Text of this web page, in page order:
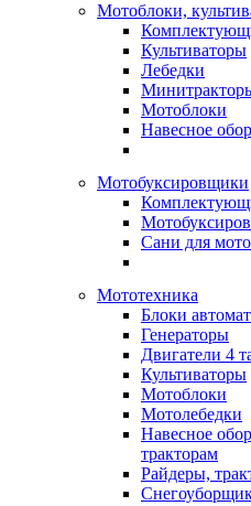
Мотоблоки,
Культиваторы
Лебедки
Мотоблоки
Навесное
Мотобуксировщики
Сани для
Мототехника
Блоки
Генераторы
Двигатели 4
Культиваторы
Мотоблоки
Мотолебедки
Навесное
тракторам
Райдеры,